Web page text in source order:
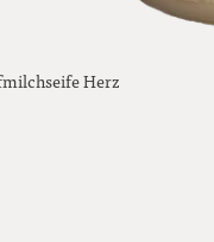
Herz